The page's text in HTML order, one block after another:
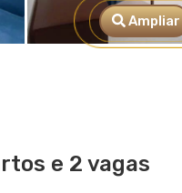
Ampliar
e 2 vagas